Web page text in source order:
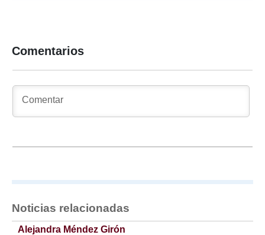
Comentarios
Noticias relacionadas
Alejandra Méndez Girón